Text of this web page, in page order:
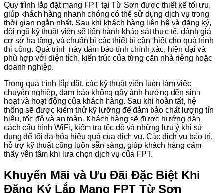
Quy trình lắp đặt mạng FPT tại Từ Sơn được thiết kế tối ưu,
giúp khách hàng nhanh chóng có thể sử dụng dịch vụ trong
thời gian ngắn nhất. Sau khi khách hàng liên hệ và đăng ký,
đội ngũ kỹ thuật viên sẽ tiến hành khảo sát thực tế, đánh giá
cơ sở hạ tầng, và chuẩn bị các thiết bị cần thiết cho quá trình
thi công. Quá trình này đảm bảo tính chính xác, hiện đại và
phù hợp với diện tích, kiến trúc của từng căn nhà riêng hoặc
doanh nghiệp.
Trong quá trình lắp đặt, các kỹ thuật viên luôn làm việc
chuyên nghiệp, đảm bảo không gây ảnh hưởng đến sinh
hoạt và hoạt động của khách hàng. Sau khi hoàn tất, hệ
thống sẽ được kiểm thử kỹ lưỡng để đảm bảo chất lượng tín
hiệu, tốc độ và an toàn. Khách hàng sẽ được hướng dẫn
cách cấu hình WiFi, kiểm tra tốc độ và những lưu ý khi sử
dụng để tối đa hóa hiệu quả của dịch vụ. Các dịch vụ bảo trì,
hỗ trợ kỹ thuật cũng luôn sẵn sàng, giúp khách hàng cảm
thấy yên tâm khi lựa chọn dịch vụ của FPT.
Khuyến Mãi và Ưu Đãi Đặc Biệt Khi
Đăng Ký Lắp Mạng FPT Từ Sơn